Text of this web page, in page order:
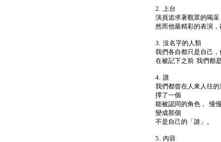
2. 上台
演員追求著觀眾的喝
然而他最精彩的表演
3. 沒名字的人類
我們各自都只是自己
在被記下之前 我們都
4. 誰
我們都曾在人來人往
擇了一個
能被認同的角色， 慢
變成那個
不是自己的「誰」。
5. 內容